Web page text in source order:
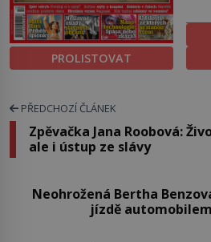
PROLISTOVAT
PŘEDCHOZÍ ČLÁNEK
Zpěvačka Jana Roobová:
ale i ústup ze slávy
Neohrožená Bertha
jízdě